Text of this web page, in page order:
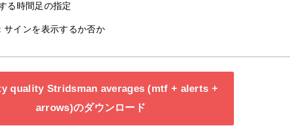
る時間足の指定
インを表示するか否か
quality Stridsman averages (mtf + alerts +
arrows)のダウンロード